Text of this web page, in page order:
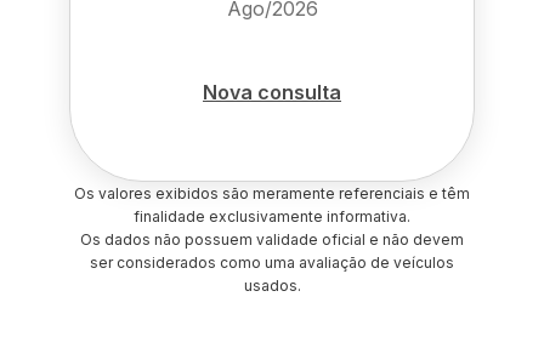
Ago/2026
Nova consulta
Os valores exibidos são meramente referenciais e têm
finalidade exclusivamente informativa.
Os dados não possuem validade oficial e não devem
ser considerados como uma avaliação de veículos
usados.